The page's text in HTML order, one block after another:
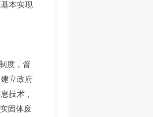
本实现
度，督
立政府
技术，
固体废